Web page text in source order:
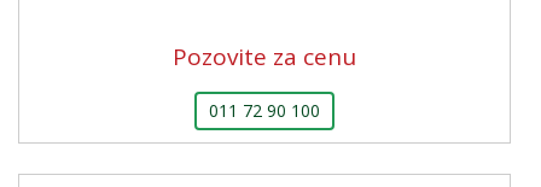
Pozovite za cenu
011 72 90 100